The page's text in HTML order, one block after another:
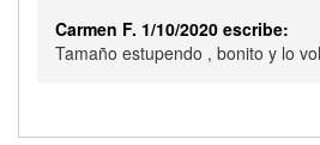
Carmen F. 1/10/2020 escribe:
Tamaño estupendo , bonito y lo